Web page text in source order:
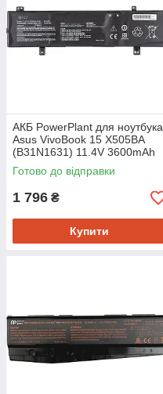
АКБ PowerPlant для ноутбука
Asus VivoBook 15 X505BA
(B31N1631) 11.4V 3600mAh
(NB431809)
Готово до відправки
1 796 ₴
Купити